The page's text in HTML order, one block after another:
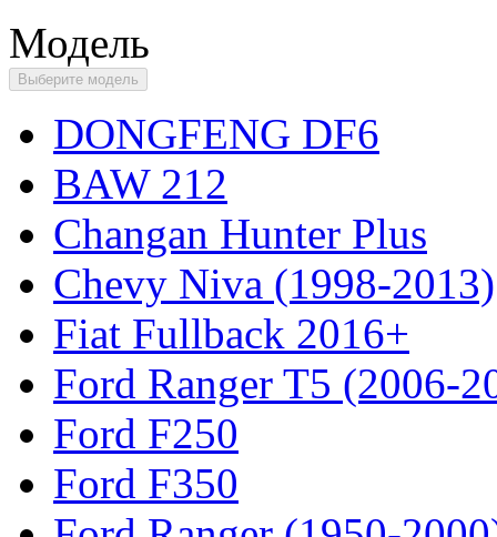
Модель
Выберите модель
DONGFENG DF6
BAW 212
Changan Hunter Plus
Chevy Niva (1998-2013)
Fiat Fullback 2016+
Ford Ranger T5 (2006-
Ford F250
Ford F350